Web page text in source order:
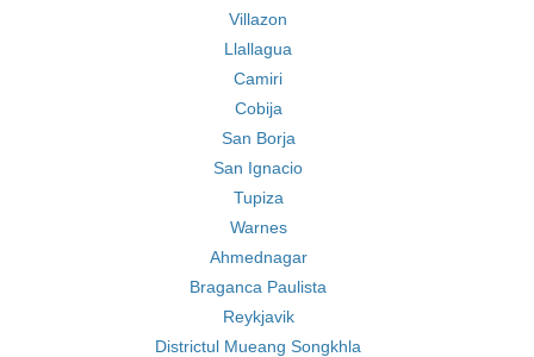
Villazon
Llallagua
Camiri
Cobija
San Borja
San Ignacio
Tupiza
Warnes
Ahmednagar
Braganca Paulista
Reykjavik
Districtul Mueang Songkhla